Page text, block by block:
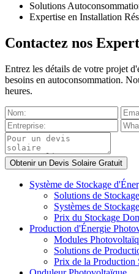
Solutions
Expertise en Installation
Contactez nos
Entrez les détails de votre projet
besoins en autoconsommation.
heures.
Système de Stockage
Solutions de
Systèmes de
Prix du Stockage
Production d'Énergie
Modules
Solutions de
Prix de la Production